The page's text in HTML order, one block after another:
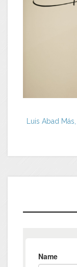
Luis Abad